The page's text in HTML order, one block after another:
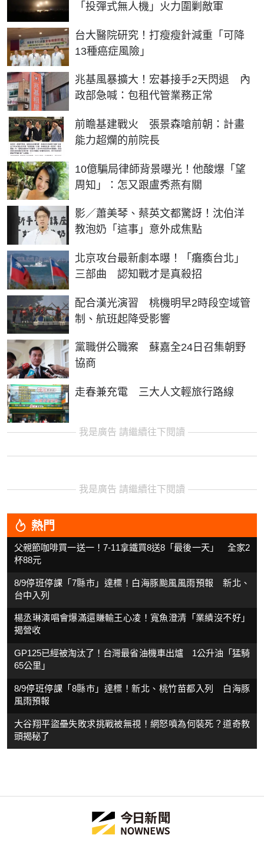
「投彈式無人機」火力圍剿敵軍
台大醫院研究！打瘦瘦針減重「可降
13種癌症風險」
兆基風暴擴大！宏碁接手2天閃退 內
政部急喊：包租代管業務正常
前瞻基建戰火 張景森嗆前朝：計畫
能力超爛的前院長
10億騙局律師背景曝光！他酸爆「望
周知」：怎又跟盧秀燕有關
影／蕭美琴、蔡英文都驚訝！沈伯洋
教泡奶「這事」意外成焦點
北京攻台最新劇本曝！「癱瘓台北」
三部曲 認知戰才是真殺招
配合漢光演習 桃機明早2時段空域管
制、航班起降受影響
黨職併公職案 蘇嘉全24日召集朝野
協商
走春兼充電 三大人文輕旅行路線
我是廣告 請繼續往下閱讀
我是廣告 請繼續往下閱讀
熱門
父親節咖啡買一送一！7-11拿鐵買8送8「最後一天」 全家2
杯88元
8/9停班停課「7縣市」達標！白海豚颱風風雨預報 新北、
台中入列
楊丞琳演唱會爆滿還賺輸王心凌！寬魚澄清「業績沒不好」
揭營收
GP125已經被淘汰了！台灣最省油機車出爐 1公升油「猛騎
65公里」
8/9停班停課「8縣市」達標！新北、桃竹苗都入列 白海豚
風雨預報
大谷翔平盜壘失敗求挑戰被無視！網怒噴為何裝死？道奇教
頭揭秘了